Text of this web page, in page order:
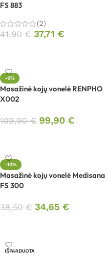
FS 883
(2)
41,90€ 37,71 €
-9%
Masažinė kojų vonelė RENPHO
X002
109,90€ 99,90 €
-10%
Masažinė kojų vonelė Medisana
FS 300
38,50€ 34,65 €
IŠPARDUOTA